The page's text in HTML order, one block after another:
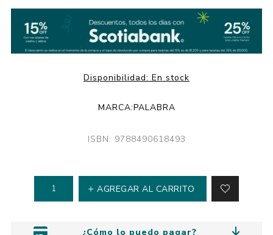
Disponibilidad: En stock
MARCA:PALABRA
ISBN: 9788490618493
AGREGAR AL CARRITO
¿Cómo lo puedo pagar?